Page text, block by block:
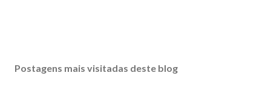
Postagens mais visitadas deste blog